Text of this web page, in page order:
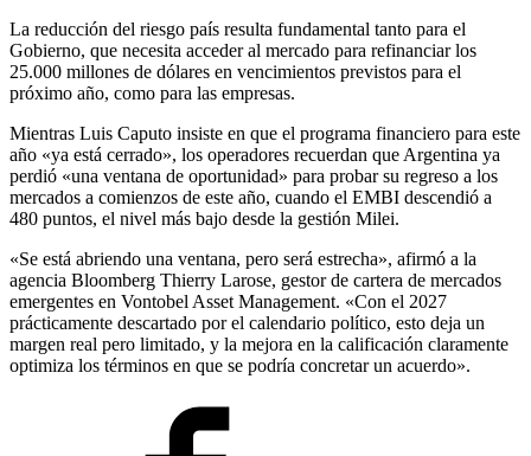
La reducción del riesgo país resulta fundamental tanto para el
Gobierno, que necesita acceder al mercado para refinanciar los
25.000 millones de dólares en vencimientos previstos para el
próximo año, como para las empresas.
Mientras Luis Caputo insiste en que el programa financiero para este
año «ya está cerrado», los operadores recuerdan que Argentina ya
perdió «una ventana de oportunidad» para probar su regreso a los
mercados a comienzos de este año, cuando el EMBI descendió a
480 puntos, el nivel más bajo desde la gestión Milei.
«Se está abriendo una ventana, pero será estrecha», afirmó a la
agencia Bloomberg Thierry Larose, gestor de cartera de mercados
emergentes en Vontobel Asset Management. «Con el 2027
prácticamente descartado por el calendario político, esto deja un
margen real pero limitado, y la mejora en la calificación claramente
optimiza los términos en que se podría concretar un acuerdo».